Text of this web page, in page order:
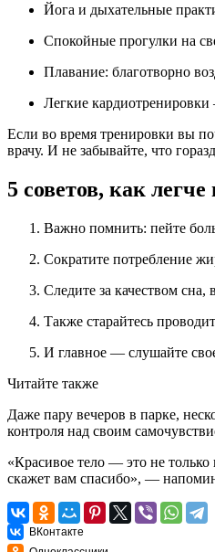
Йога и дыхательные
Спокойные прогулки на
Плавание: благотворно
Легкие
Если во время тренировки вы
врачу. И не забывайте, что
5 советов, как
Важно помнить: пейте
Сократите потребление
Следите за качеством сна,
Также старайтесь
И главное — слушайте
Читайте также
Даже пару вечеров в парке,
контроля над своим
«Красивое тело — это не
скажет вам спасибо», —
ВКонтакте